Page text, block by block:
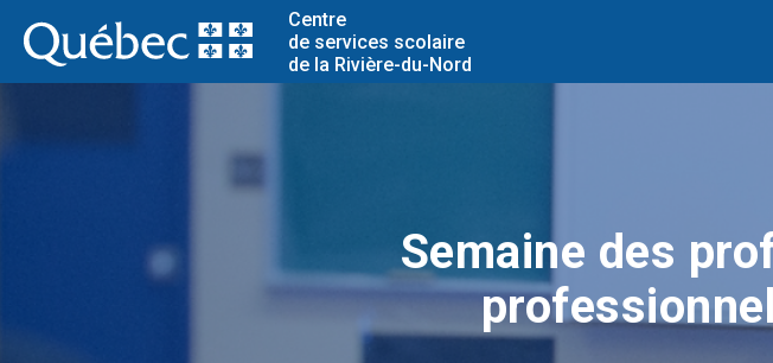
Centre
de services scolaire
de la Rivière-du-Nord
Semaine des